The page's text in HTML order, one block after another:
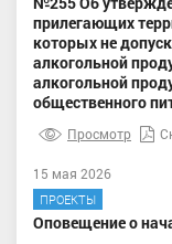
прилегающих
которых не
алкогольной
алкогольной
общественного
Просмотр
15 мая 2026
ПРОЕКТЫ
Оповещение о